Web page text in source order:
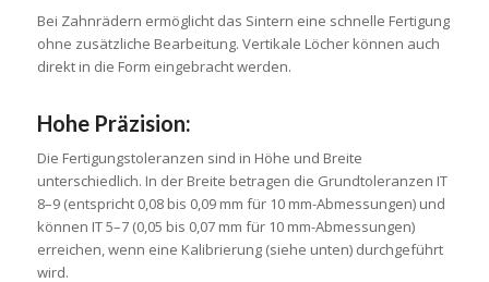
Bei Zahnrädern ermöglicht das Sintern eine schnelle Fertigung
ohne zusätzliche Bearbeitung. Vertikale Löcher können auch
direkt in die Form eingebracht werden.
Hohe Präzision:
Die Fertigungstoleranzen sind in Höhe und Breite
unterschiedlich. In der Breite betragen die Grundtoleranzen IT
8–9 (entspricht 0,08 bis 0,09 mm für 10 mm-Abmessungen) und
können IT 5–7 (0,05 bis 0,07 mm für 10 mm-Abmessungen)
erreichen, wenn eine Kalibrierung (siehe unten) durchgeführt
wird.